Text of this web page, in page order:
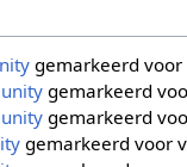
gemarkeerd voor
gemarkeerd
gemarkeerd
gemarkeerd voor